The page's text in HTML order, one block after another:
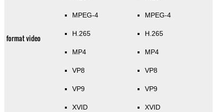
format video
MPEG-4
H.265
MP4
VP8
VP9
XVID
MPEG-4
H.265
MP4
VP8
VP9
XVID